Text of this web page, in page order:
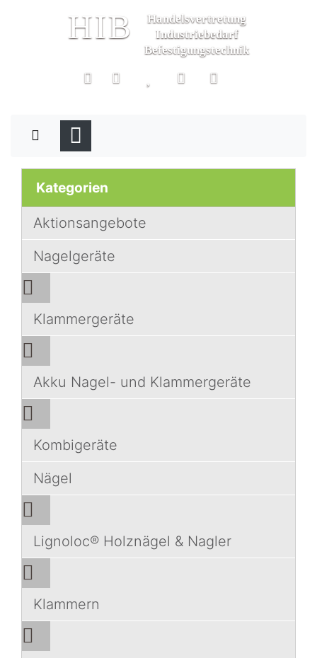
HIB
Handelsvertretung
Industriebedarf
Befestigungstechnik
Kategorien
Aktionsangebote
Nagelgeräte
Klammergeräte
Akku Nagel- und Klammergeräte
Kombigeräte
Nägel
Lignoloc® Holznägel & Nagler
Klammern